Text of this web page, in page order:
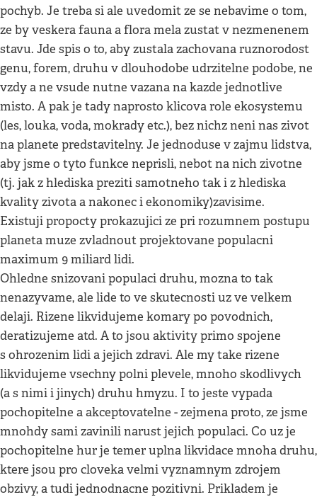
pochyb. Je treba si ale uvedomit ze se nebavime o tom,
ze by veskera fauna a flora mela zustat v nezmenenem
stavu. Jde spis o to, aby zustala zachovana ruznorodost
genu, forem, druhu v dlouhodobe udrzitelne podobe, ne
vzdy a ne vsude nutne vazana na kazde jednotlive
misto. A pak je tady naprosto klicova role ekosystemu
(les, louka, voda, mokrady etc.), bez nichz neni nas zivot
na planete predstavitelny. Je jednoduse v zajmu lidstva,
aby jsme o tyto funkce neprisli, nebot na nich zivotne
(tj. jak z hlediska preziti samotneho tak i z hlediska
kvality zivota a nakonec i ekonomiky)zavisime.
Existuji propocty prokazujici ze pri rozumnem postupu
planeta muze zvladnout projektovane populacni
maximum 9 miliard lidi.
Ohledne snizovani populaci druhu, mozna to tak
nenazyvame, ale lide to ve skutecnosti uz ve velkem
delaji. Rizene likvidujeme komary po povodnich,
deratizujeme atd. A to jsou aktivity primo spojene
s ohrozenim lidi a jejich zdravi. Ale my take rizene
likvidujeme vsechny polni plevele, mnoho skodlivych
(a s nimi i jinych) druhu hmyzu. I to jeste vypada
pochopitelne a akceptovatelne - zejmena proto, ze jsme
mnohdy sami zavinili narust jejich populaci. Co uz je
pochopitelne hur je temer uplna likvidace mnoha druhu,
ktere jsou pro cloveka velmi vyznamnym zdrojem
obzivy, a tudi jednodnacne pozitivni. Prikladem je